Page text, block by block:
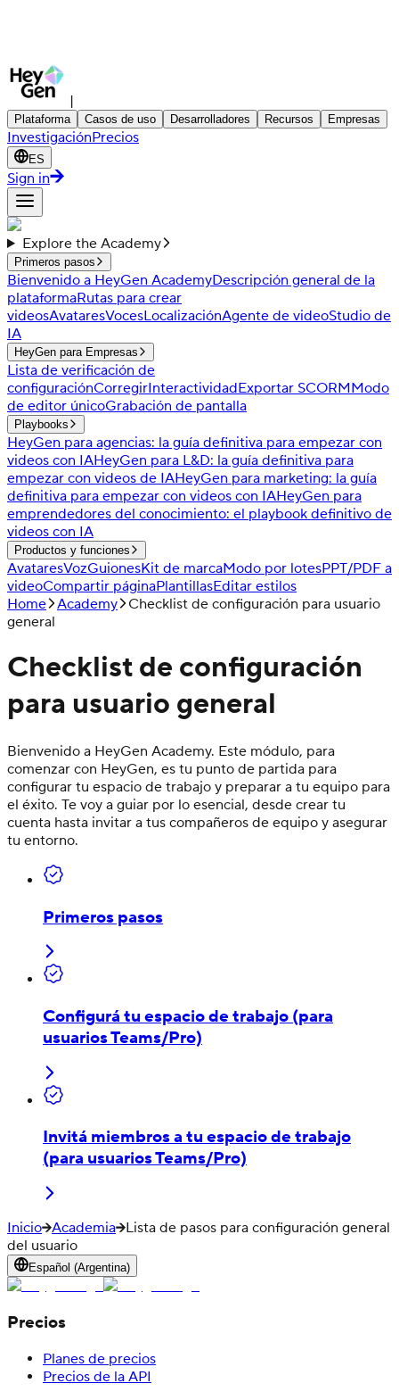
|
Plataforma Casos de uso Desarrolladores Recursos Empresas
InvestigaciónPrecios
ES
Sign in
Explore the Academy
Primeros pasos
Bienvenido a HeyGen AcademyDescripción general de la
plataformaRutas para crear
videosAvataresVocesLocalizaciónAgente de videoStudio de
IA
HeyGen para Empresas
Lista de verificación de
configuraciónCorregirInteractividadExportar SCORMModo
de editor únicoGrabación de pantalla
Playbooks
HeyGen para agencias: la guía definitiva para empezar con
videos con IAHeyGen para L&D: la guía definitiva para
empezar con videos de IAHeyGen para marketing: la guía
definitiva para empezar con videos con IAHeyGen para
emprendedores del conocimiento: el playbook definitivo de
videos con IA
Productos y funciones
AvataresVozGuionesKit de marcaModo por lotesPPT/PDF a
videoCompartir páginaPlantillasEditar estilos
Home Academy
Checklist de configuración para usuario
general
Checklist de configuración
para usuario general
Bienvenido a HeyGen Academy. Este módulo, para
comenzar con HeyGen, es tu punto de partida para
configurar tu espacio de trabajo y preparar a tu equipo para
el éxito. Te voy a guiar por lo esencial, desde crear tu
cuenta hasta invitar a tus compañeros de equipo y asegurar
tu entorno.
Primeros pasos
Configurá tu espacio de trabajo (para
usuarios Teams/Pro)
Invitá miembros a tu espacio de trabajo
(para usuarios Teams/Pro)
Inicio Academia Lista de pasos para configuración general
del usuario
Español (Argentina)
Precios
Planes de precios
Precios de la API